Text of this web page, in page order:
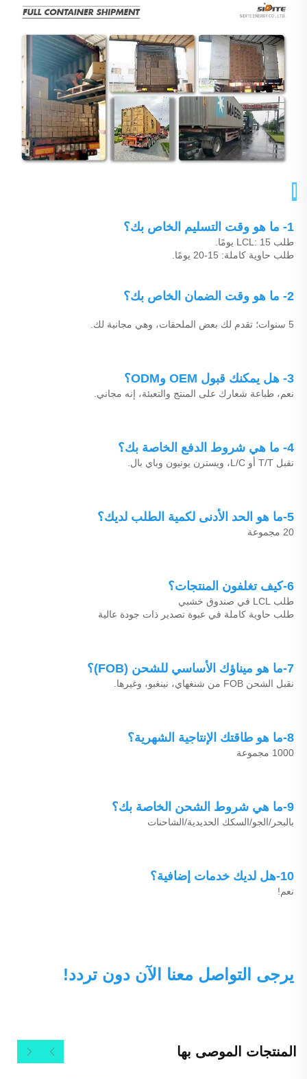
1- ما هو وقت التسليم الخاص بك؟
طلب LCL: 15 يومًا.
طلب حاوية كاملة: 15-20 يومًا.
2- ما هو وقت الضمان الخاص بك؟
5 سنوات؛ تقدم لك بعض الملحقات، وهي مجانية لك.
3- هل يمكنك قبول OEM وODM؟
نعم، طباعة شعارك على المنتج والتعبئة، إنه مجاني.
4- ما هي شروط الدفع الخاصة بك؟
نقبل T/T أو L/C، ويسترن يونيون وباي بال.
5-ما هو الحد الأدنى لكمية الطلب لديك؟
20 مجموعة
6-كيف تغلفون المنتجات؟
طلب LCL في صندوق خشبي
طلب حاوية كاملة في عبوة تصدير ذات جودة عالية
7-ما هو ميناؤك الأساسي للشحن (FOB)؟
نقبل الشحن FOB من شنغهاي، نينغبو، وغيرها.
8-ما هو طاقتك الإنتاجية الشهرية؟
1000 مجموعة
9-ما هي شروط الشحن الخاصة بك؟
بالبحر/الجو/السكك الحديدية/الشاحنات
10-هل لديك خدمات إضافية؟
نعم!
يرجى التواصل معنا الآن دون تردد!
المنتجات الموصى بها